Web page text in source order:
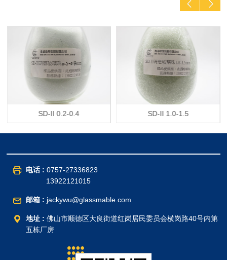
SD-II 0.2-0.4 SD-II 1.0-1.5
电话 : 0757-27336823
13922121015
邮箱 : jackywu@glassmable.com
地址 : 佛山市顺德区大良街道红岗居民委员会横岗路40号内第
五栋厂房